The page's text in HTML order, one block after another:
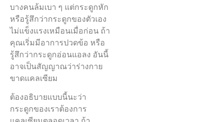
บางคนล้มเบา ๆ แต่กระดูกหัก
หรือรู้สึกว่ากระดูกของตัวเอง
ไม่แข็งแรงเหมือนเมื่อก่อน ถ้า
คุณเริ่มมีอาการปวดข้อ หรือ
รู้สึกว่ากระดูกอ่อนแอลง อันนี้
อาจเป็นสัญญาณว่าร่างกาย
ขาดแคลเซียม
ต้องอธิบายแบบนี้นะว่า
กระดูกของเราต้องการ